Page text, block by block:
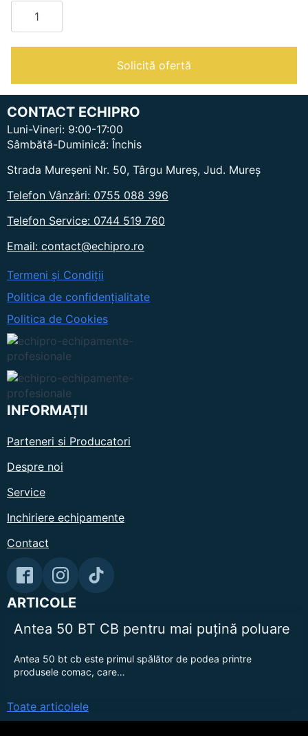
Cantitate
Cuptor
COMBI
12
1/1
|
Vesta
0L1211M
Solicită ofertă
CONTACT ECHIPRO
Luni-Vineri: 9:00-17:00
Sâmbătă-Duminică: Închis
Strada Mureșeni Nr. 50, Târgu Mureș, Jud. Mureș
Telefon Vânzări: 0755 088 396
Telefon Service: 0744 519 760
Email: contact@echipro.ro
Termeni și Condiții
Politica de confidențialitate
Politica de Cookies
INFORMAȚII
Parteneri si Producatori
Despre noi
Service
Inchiriere echipamente
Contact
ARTICOLE
Antea 50 BT CB pentru mai puțină poluare
Antea 50 bt cb este primul spălător de podea printre
produsele comac, care…
Toate articolele